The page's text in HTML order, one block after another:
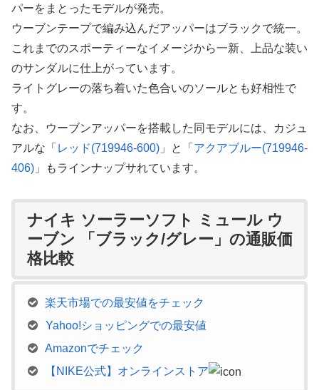
パーをまとったモデルが発売。
ウーブンテープで編み込んだアッパーはブラックで統一。
これまでのスポーティーなイメージから一新、上品な装い
のサンダルに仕上がっています。
ライトグレーの落ち着いた色合いのソールとも好相性で
す。
なお、ウーブンアッパーを搭載した同モデルには、カジュ
アルな「 レッド(719946-600) 」と「 アクアブルー(719946-
406) 」もラインナップサれています。
ナイキ ソーラーソフト ミュール ウ
ーブン 「ブラック/グレー」の通販価
格比較
楽天市場での最安値をチェック
Yahoo!ショッピングでの最安値
Amazonでチェック
【NIKE公式】オンラインストア